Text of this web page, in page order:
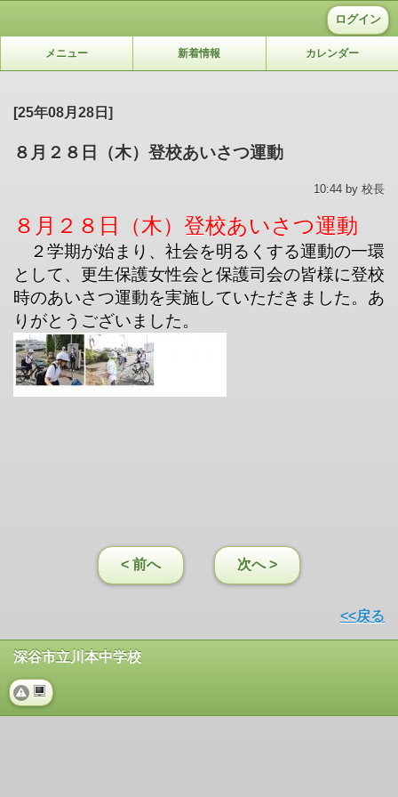
ログイン
メニュー 新着情報 カレンダー
[25年08月28日]
８月２８日（木）登校あいさつ運動
10:44 by 校長
８月２８日（木）登校あいさつ運動
２学期が始まり、社会を明るくする運動の一環
として、更生保護女性会と保護司会の皆様に登校
時のあいさつ運動を実施していただきました。あ
りがとうございました。
< 前へ 次へ >
<<戻る
深谷市立川本中学校